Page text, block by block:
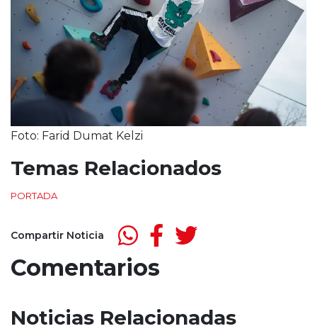
Foto: Farid Dumat Kelzi
Temas Relacionados
PORTADA
Compartir Noticia
Comentarios
Noticias Relacionadas